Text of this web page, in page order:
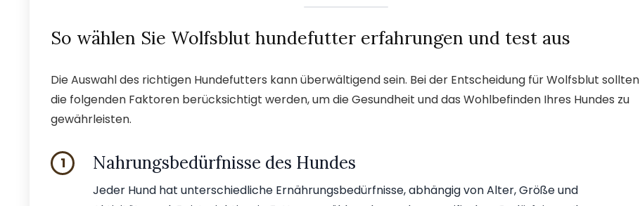
So wählen Sie Wolfsblut hundefutter erfahrungen und test aus
Die Auswahl des richtigen Hundefutters kann überwältigend sein. Bei der Entscheidung für Wolfsblut sollten
die folgenden Faktoren berücksichtigt werden, um die Gesundheit und das Wohlbefinden Ihres Hundes zu
gewährleisten.
1 Nahrungsbedürfnisse des Hundes
Jeder Hund hat unterschiedliche Ernährungsbedürfnisse, abhängig von Alter, Größe und